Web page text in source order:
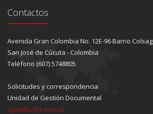
Contactos
Avenida Gran Colombia No. 12E-96 Barrio Colsag,
San José de Cúcuta - Colombia
Teléfono (607) 5748805
Solicitudes y correspondencia
Unidad de Gestión Documental
ugad@ufps.edu.co